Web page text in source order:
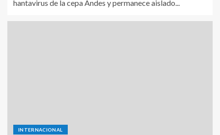
hantavirus de la cepa Andes y permanece aislado...
INTERNACIONAL